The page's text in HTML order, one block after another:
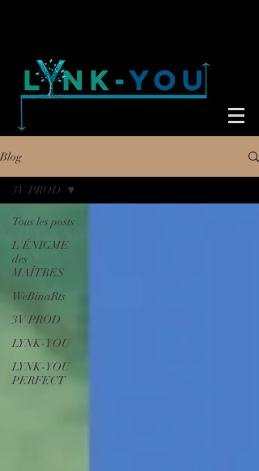
Blog
Tous les posts
L'ÉNIGME
des
MAÎTRES
WeBinaRts
3V PROD
LYNK-YOU
LYNK-YOU
PERFECT
3V PROD